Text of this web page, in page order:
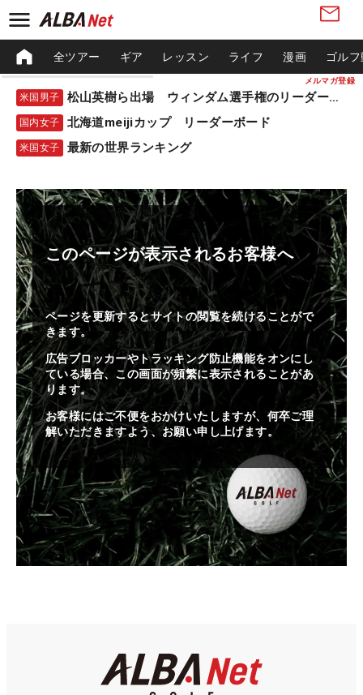
メルマガ登録
全ツアー ギア レッスン ライフ 漫画 ゴル
米国男子 松山英樹ら出場 ウィンダム選手権のリーダーボード
国内女子 北海道meijiカップ リーダーボード
米国女子 最新の世界ランキング
このページが表示されるお客様へ
ページを更新するとサイトの閲覧を続けることがで
きます。
広告ブロッカーやトラッキング防止機能をオンにし
ている場合、この画面が頻繁に表示されることがあ
ります。
お客様にはご不便をおかけいたしますが、何卒ご理
解いただきますよう、お願い申し上げます。